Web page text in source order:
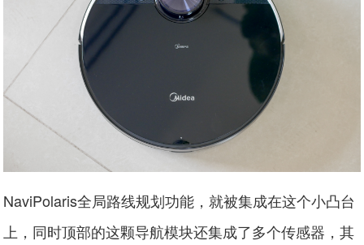
NaviPolaris全局路线规划功能，就被集成在这个小凸台
上，同时顶部的这颗导航模块还集成了多个传感器，其